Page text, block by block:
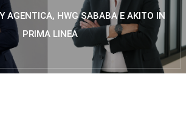
AGENTICA, HWG SABABA E AKITO IN
PRIMA LINEA